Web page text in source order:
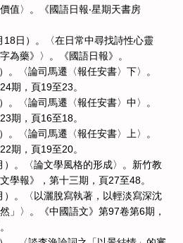
值〉。《國語日報‧星期天書房
日）。〈在日常中尋找詩性心靈
藥》〉。《國語日報》。
。〈論司馬遷〈報任安書〉下〉。
期，頁19至23。
。〈論司馬遷〈報任安書〉中〉。
期，頁16至18。
。〈論司馬遷〈報任安書〉上〉。
期，頁19至20。
。〈論文學風格的形成〉。新竹教
學報》，第十三期，頁27至48。
。〈以灑脫寫執著，以輕淡寫深沈
〉。《中國語文》第97卷第6期，